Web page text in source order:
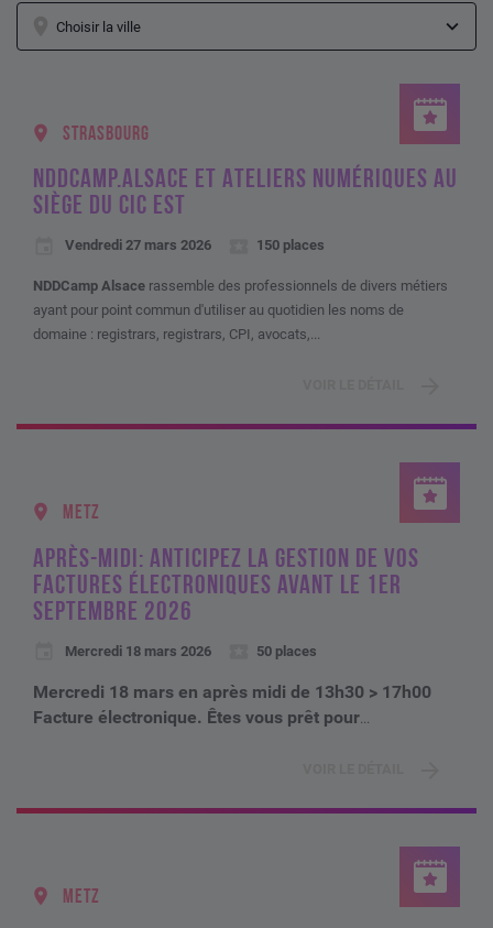
STRASBOURG
NDDCAMP.ALSACE ET ATELIERS NUMÉRIQUES AU
SIÈGE DU CIC EST
Vendredi 27 mars 2026 150 places
NDDCamp Alsace rassemble des professionnels de divers métiers
ayant pour point commun d'utiliser au quotidien les noms de
domaine : registrars, registrars, CPI, avocats,...
METZ
APRÈS-MIDI: ANTICIPEZ LA GESTION DE VOS
FACTURES ÉLECTRONIQUES AVANT LE 1ER
SEPTEMBRE 2026
Mercredi 18 mars 2026 50 places
Mercredi 18 mars en après midi de 13h30 > 17h00
Facture électronique. Êtes vous prêt pour
METZ